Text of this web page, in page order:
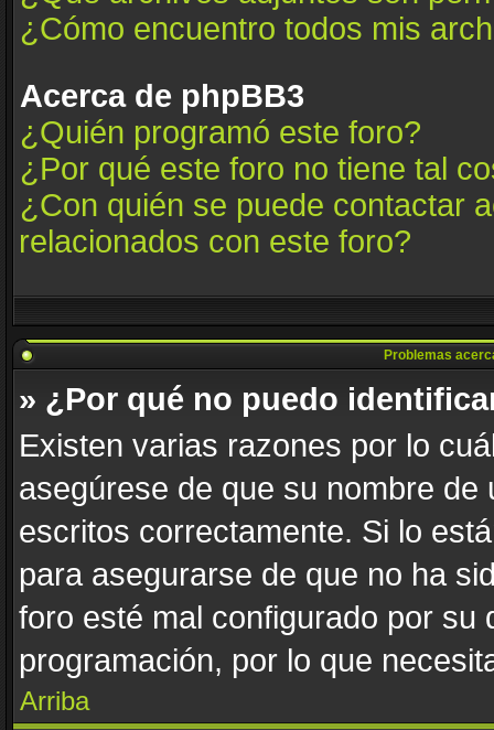
¿Cómo encuentro todos mis
Acerca de phpBB3
¿Quién programó este foro?
¿Por qué este foro no tiene tal
¿Con quién se puede contactar
relacionados con este foro?
Problemas
» ¿Por qué no puedo
Existen varias razones por lo
asegúrese de que su nombre
escritos correctamente. Si lo
para asegurarse de que no ha
foro esté mal configurado por su
programación, por lo que
Arriba